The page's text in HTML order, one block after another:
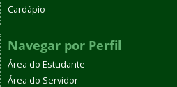
Cardápio
Navegar por Perfil
Área do Estudante
Área do Servidor